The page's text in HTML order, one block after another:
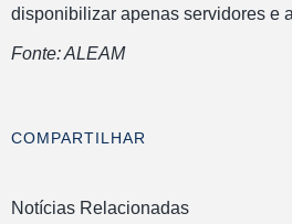
disponibilizar apenas servidores e
Fonte: ALEAM
COMPARTILHAR
Notícias Relacionadas